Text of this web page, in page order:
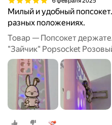
Милый и удобный
разных положениях.
Товар — Попсокет
"Зайчик" Popsocket